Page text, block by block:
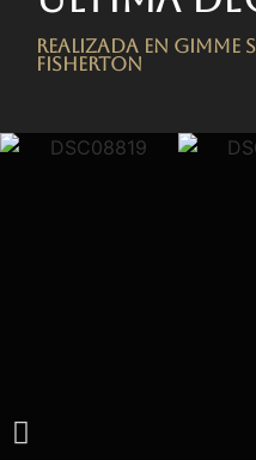
Realizada en Gimme
FISHERTON